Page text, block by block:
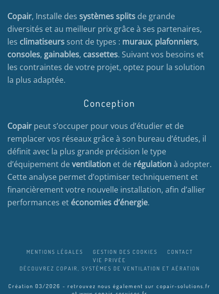
Copair, Installe des systèmes splits de grande
diversités et au meilleur prix grâce à ses partenaires,
les climatiseurs sont de types : muraux, plafonniers,
consoles, gainables, cassettes. Suivant vos besoins et
les contraintes de votre projet, optez pour la solution
la plus adaptée.
Conception
Copair peut s’occuper pour vous d’étudier et de
remplacer vos réseaux grâce à son bureau d’études, il
définit avec la plus grande précision le type
d’équipement deventilation et de régulationà adopter.
Cette analyse permet d’optimiser techniquement et
financièrement votre nouvelle installation, afin d’allier
performances et économies d’énergie.
MENTIONS LÉGALES GESTION DES COOKIES
CONTACT
VIE PRIVÉE
DÉCOUVREZ COPAIR, SYSTÈMES DE VENTILATION ET AÉRATION
Création 03/2026 - retrouvez nous également sur copair-solutions.fr